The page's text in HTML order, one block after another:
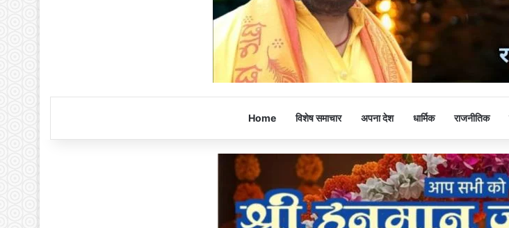
Home विशेष समाचार अपना देश धार्मिक राजनीतिक